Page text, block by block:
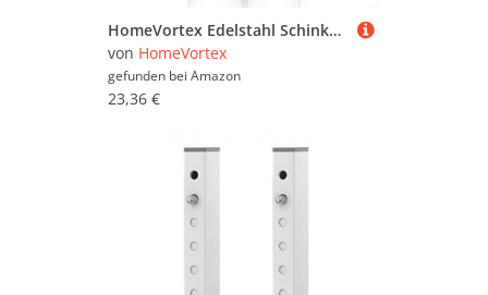
HomeVortex Edelstahl Schinkenmaschine Fleischpresse Kocher mit Thermometer für Deli Fleisch Mittagessen Roulade Küchenwerkzeug Gesundes Kochen 304 Metall 0,9 kg Kapazität (Kabel)
von HomeVortex
gefunden bei Amazon
23,36 €